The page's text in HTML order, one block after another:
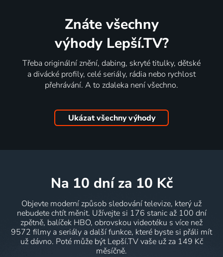
Znáte všechny
výhody Lepší.TV?
Třeba originální znění, dabing, skryté titulky, dětské
a divácké profily, celé seriály, rádia nebo rychlost
přehrávání. A to zdaleka není všechno.
Ukázat všechny výhody
na 10 dní za 10 Kč
Objevte moderní způsob sledování televize, který už
nebudete chtít měnit. Užívejte si 176 stanic až 100 dní
zpětně, balíček HBO, obrovskou videotéku s více než
9572 filmy a seriály a další funkce, které byste si přáli mít
už dávno. Poté může být Lepší.TV vaše už za 149 Kč
měsíčně.